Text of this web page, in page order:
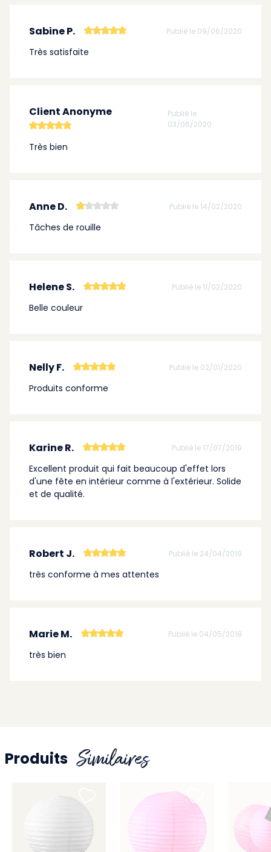
Sabine P. Publié le 09/06/2020
Très satisfaite
Client Anonyme
Publié le
03/06/2020
Très bien
Anne D. Publié le 14/02/2020
Tâches de rouille
Helene S. Publié le 11/02/2020
Belle couleur
Nelly F. Publié le 02/01/2020
Produits conforme
Karine R. Publié le 17/07/2019
Excellent produit qui fait beaucoup d'effet lors
d'une fête en intérieur comme à l'extérieur. Solide
et de qualité.
Robert J. Publié le 24/04/2019
très conforme à mes attentes
Marie M. Publié le 04/05/2018
très bien
Produits Similaires